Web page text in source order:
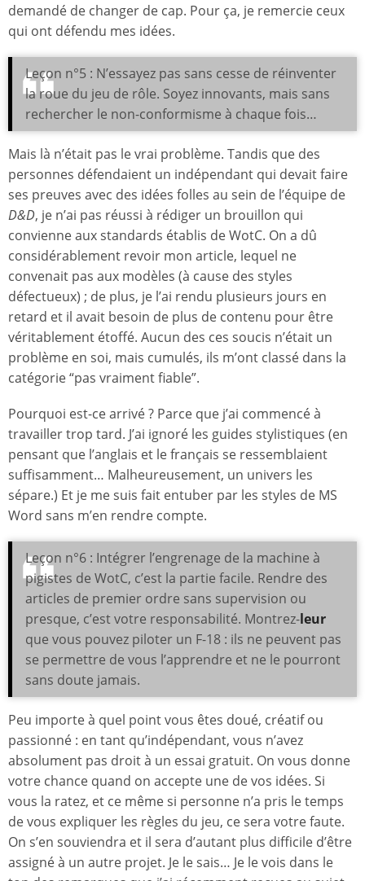
demandé de changer de cap. Pour ça, je remercie ceux
qui ont défendu mes idées.
Leçon n°5 : N’essayez pas sans cesse de réinventer
la roue du jeu de rôle. Soyez innovants, mais sans
rechercher le non-conformisme à chaque fois…
Mais là n’était pas le vrai problème. Tandis que des
personnes défendaient un indépendant qui devait faire
ses preuves avec des idées folles au sein de l’équipe de
D&D, je n’ai pas réussi à rédiger un brouillon qui
convienne aux standards établis de WotC. On a dû
considérablement revoir mon article, lequel ne
convenait pas aux modèles (à cause des styles
défectueux) ; de plus, je l’ai rendu plusieurs jours en
retard et il avait besoin de plus de contenu pour être
véritablement étoffé. Aucun des ces soucis n’était un
problème en soi, mais cumulés, ils m’ont classé dans la
catégorie “pas vraiment fiable”.
Pourquoi est-ce arrivé ? Parce que j’ai commencé à
travailler trop tard. J’ai ignoré les guides stylistiques (en
pensant que l’anglais et le français se ressemblaient
suffisamment… Malheureusement, un univers les
sépare.) Et je me suis fait entuber par les styles de MS
Word sans m’en rendre compte.
Leçon n°6 : Intégrer l’engrenage de la machine à
pigistes de WotC, c’est la partie facile. Rendre des
articles de premier ordre sans supervision ou
presque, c’est votre responsabilité. Montrez-leur
que vous pouvez piloter un F-18 : ils ne peuvent pas
se permettre de vous l’apprendre et ne le pourront
sans doute jamais.
Peu importe à quel point vous êtes doué, créatif ou
passionné : en tant qu’indépendant, vous n’avez
absolument pas droit à un essai gratuit. On vous donne
votre chance quand on accepte une de vos idées. Si
vous la ratez, et ce même si personne n’a pris le temps
de vous expliquer les règles du jeu, ce sera votre faute.
On s’en souviendra et il sera d’autant plus difficile d’être
assigné à un autre projet. Je le sais… Je le vois dans le